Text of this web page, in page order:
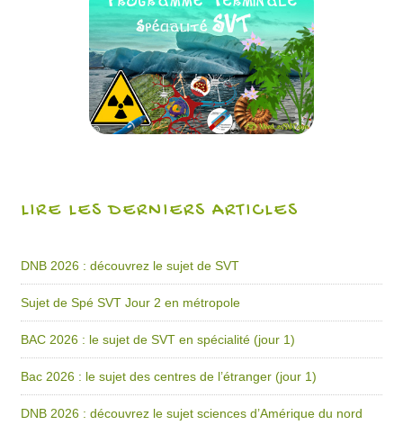
LIRE LES DERNIERS ARTICLES
DNB 2026 : découvrez le sujet de SVT
Sujet de Spé SVT Jour 2 en métropole
BAC 2026 : le sujet de SVT en spécialité (jour 1)
Bac 2026 : le sujet des centres de l’étranger (jour 1)
DNB 2026 : découvrez le sujet sciences d’Amérique du nord